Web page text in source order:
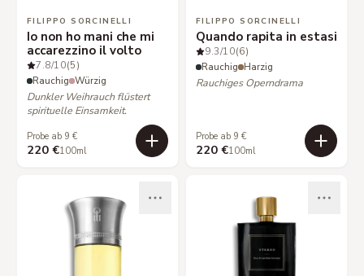
FILIPPO SORCINELLI
Io non ho mani che mi
accarezzino il volto
7.8/10(5)
Rauchig Würzig
Dunkler Weihrauch flüstert
spirituelle Einsamkeit.
Probe ab 9 €
220 €100ml
FILIPPO SORCINELLI
Quando rapita in estasi
9.3/10(6)
Rauchig Harzig
Rauchiges Operndrama
Probe ab 9 €
220 €100ml